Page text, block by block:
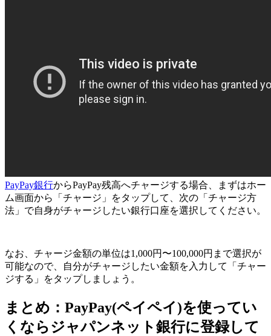
PayPay銀行からPayPay残高へチャージする場合、まずはホー
ム画面から「チャージ」をタップして、次の「チャージ方
法」で自身がチャージしたい銀行口座を選択してください。
なお、チャージ金額の単位は1,000円〜100,000円まで選択が
可能なので、自分がチャージしたい金額を入力して「チャー
ジする」をタップしましょう。
まとめ：PayPay(ペイペイ)を使ってい
くならジャパンネット銀行に登録して